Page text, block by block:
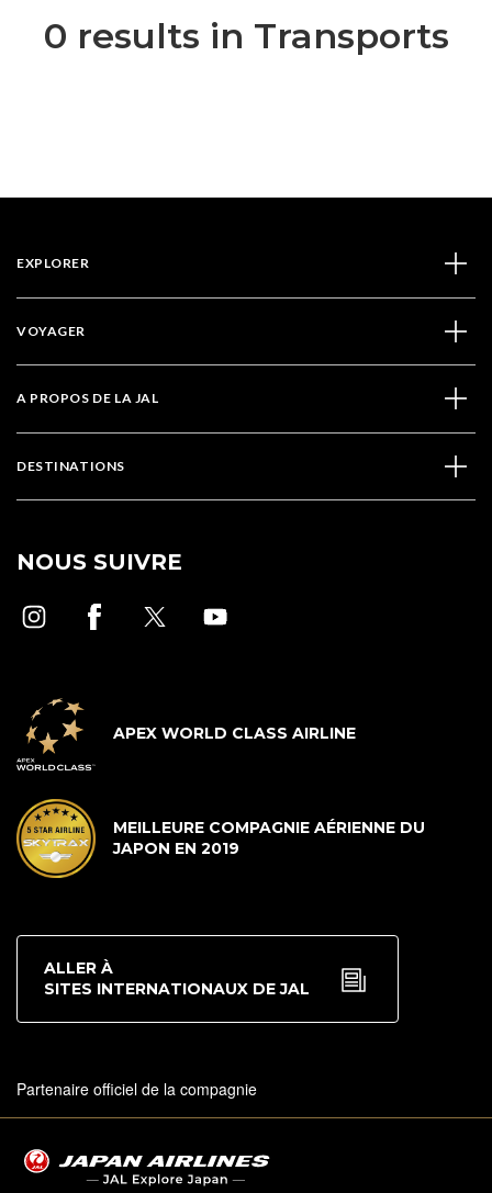
0 results in Transports
EXPLORER
VOYAGER
A PROPOS DE LA JAL
DESTINATIONS
NOUS SUIVRE
APEX WORLD CLASS AIRLINE
MEILLEURE COMPAGNIE AÉRIENNE DU
JAPON EN 2019
ALLER À
SITES INTERNATIONAUX DE JAL
Partenaire officiel de la compagnie